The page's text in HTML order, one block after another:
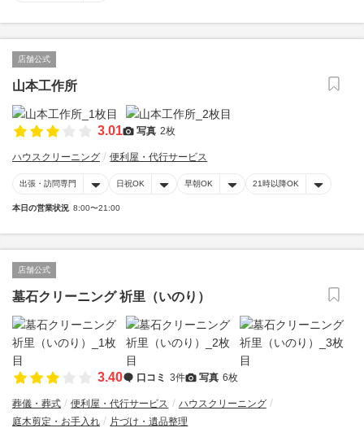
店舗公式
山本工作所
3.01 写真 2枚
ハウスクリーニング 便利屋・代行サービス
出張・訪問専門 日祝OK 早朝OK 21時以降OK
本日の営業状況 8:00〜21:00
店舗公式
墓石クリーニング 祈里（いのり）
3.40 口コミ 3件 写真 6枚
葬儀・葬式 便利屋・代行サービス
ハウスクリーニング
庭木剪定・お手入れ
片づけ・遺品整理